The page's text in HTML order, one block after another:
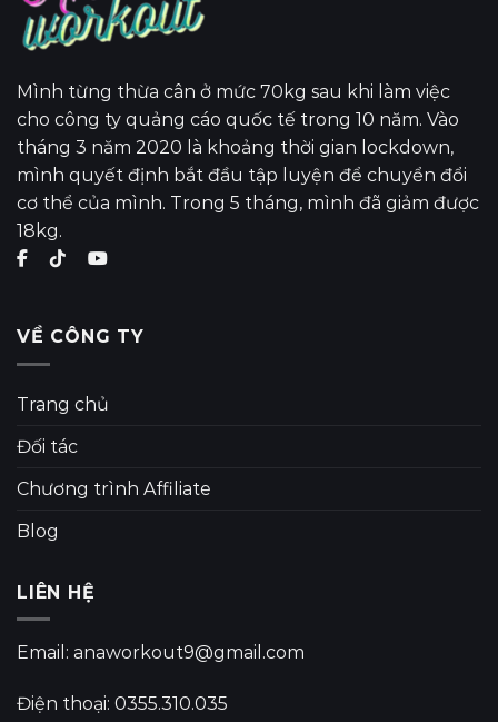
Mình từng thừa cân ở mức 70kg sau khi làm việc
cho công ty quảng cáo quốc tế trong 10 năm. Vào
tháng 3 năm 2020 là khoảng thời gian lockdown,
mình quyết định bắt đầu tập luyện để chuyển đổi
cơ thể của mình. Trong 5 tháng, mình đã giảm được
18kg.
VỀ CÔNG TY
Trang chủ
Đối tác
Chương trình Affiliate
Blog
LIÊN HỆ
Email: anaworkout9@gmail.com
Điện thoại: 0355.310.035